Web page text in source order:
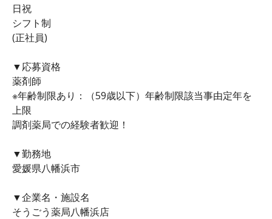
日祝
シフト制
(正社員)
▼応募資格
薬剤師
※年齢制限あり：（59歳以下）年齢制限該当事由定年を
上限
調剤薬局での経験者歓迎！
▼勤務地
愛媛県八幡浜市
▼企業名・施設名
そうごう薬局八幡浜店